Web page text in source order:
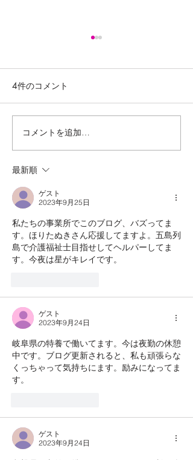
編み物クラブ🧶
4件のコメント
コメントを追加…
最新順
ゲスト
2023年9月25日
私たちの事業所でこのブログ、バズってま
す。ほりたぬきさん応援してますよ。五島列
島で介護福祉士目指せしてヘルパーしてま
す。今夜は星がキレイです。
ゲスト
2023年9月24日
岐阜県の特養で働いてます。今は夜勤の休憩
中です。ブログ更新されると、私も頑張らな
くっちゃって気持ちにます。励みになってま
す。
ゲスト
2023年9月24日